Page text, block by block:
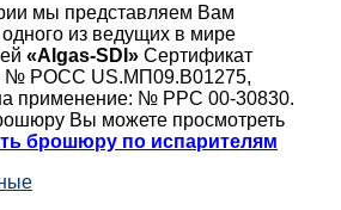
мы представляем Вам
из ведущих в мире
«Algas-SDI» Сертификат
№ РОСС US.МП09.В01275,
применение: № РРС 00-30830.
Вы можете просмотреть
брошюру по испарителям